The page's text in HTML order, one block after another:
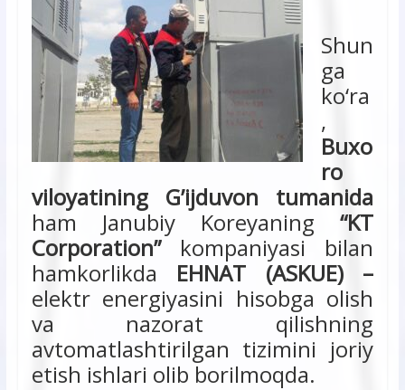
Shun
ga
ko‘ra
,
Buxo
ro
viloyatining G’ijduvon tumanida
ham Janubiy Koreyaning“KT
Corporation” kompaniyasi bilan
hamkorlikda EHNAT (ASKUE)–
elektr energiyasini hisobga olish
va nazorat qilishning
avtomatlashtirilgan tizimini joriy
etish ishlari olib borilmoqda.